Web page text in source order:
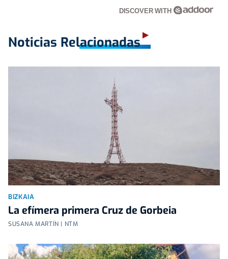
DISCOVER WITH
Noticias Relacionadas
BIZKAIA
La efímera primera Cruz de Gorbeia
SUSANA MARTÍN | NTM